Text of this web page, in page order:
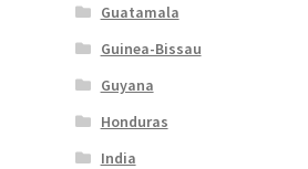
Guatamala
Guinea-Bissau
Guyana
Honduras
India